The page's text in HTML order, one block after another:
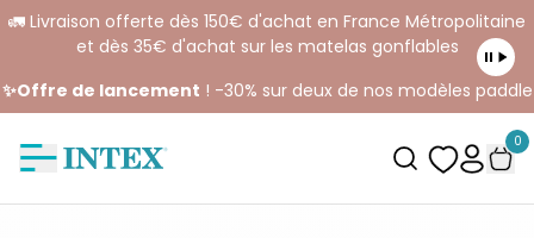
🚛 Livraison offerte dès 150€ d'achat en France Métropolitaine
et dès 35€ d'achat sur les matelas gonflables
✨Offre de lancement ! -30% sur deux de nos modèles paddle
0